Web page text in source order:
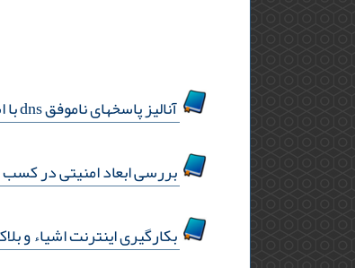
آنالیز پاسخهای ناموفق dns با استفاده از شبکه عصبی در تشخیص بات نت
بررسی ابعاد امنیتی در
بکارگیری اینترنت اشیاء و